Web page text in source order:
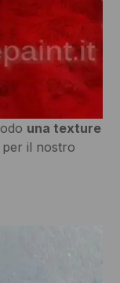
una texture
il nostro